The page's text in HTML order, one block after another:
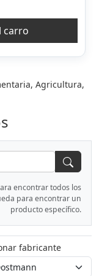
carro
Agricultura,
encontrar todos los
para encontrar un
producto específico.
fabricante